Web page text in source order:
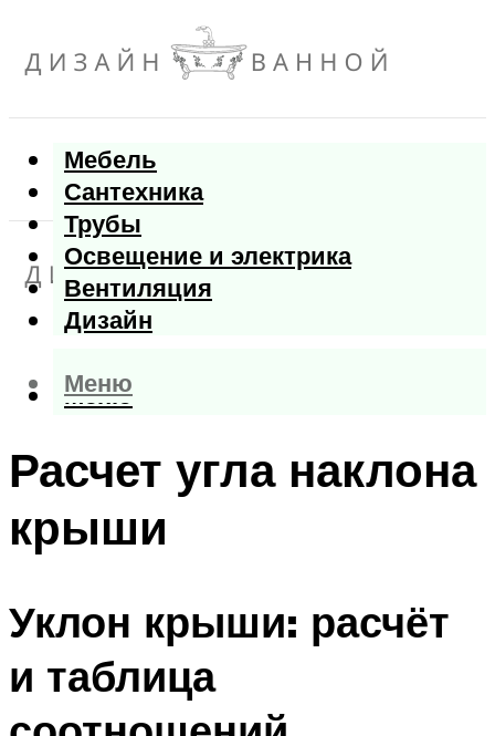
Мебель
Сантехника
Трубы
Освещение и электрика
Вентиляция
Дизайн
Меню
Меню
Расчет угла наклона
крыши
Уклон крыши: расчёт
и таблица